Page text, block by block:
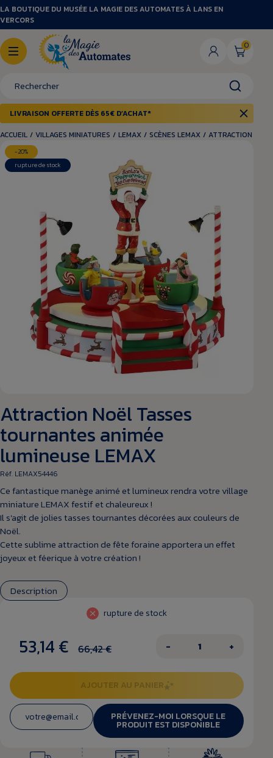
LA BOUTIQUE DU MUSÉE LA MAGIE DES AUTOMATES À LANS EN
VERCORS
0
LIVRAISON OFFERTE DÈS 65€ D’ACHAT*
ACCUEIL / VILLAGES MINIATURES / LEMAX / SCÈNES LEMAX / ATTRACTION
-20%
rupture de stock
Attraction Noël Tasses
tournantes animée
lumineuse LEMAX
Réf. LEMAX54446
Ce fantastique manège animé et lumineux rendra votre village
miniature LEMAX festif et chaleureux !
Il s'agit de jolies tasses tournantes décorées aux couleurs de
Noël.
Cette sublime attraction de fête foraine apportera un effet
joyeux et féerique à votre création !
Description
rupture de stock
53,14 € 66,42 € − +
AJOUTER AU PANIER
PRÉVENEZ-MOI LORSQUE LE
PRODUIT EST DISPONIBLE